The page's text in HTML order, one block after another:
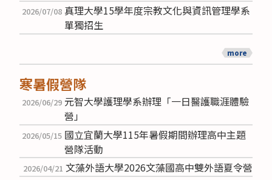
真理大學15學年度宗教文化與資訊管理學系
單獨招生
2026/07/08
more
寒暑假營隊
元智大學護理學系辦理「一日醫護職涯體驗
營」
2026/06/29
國立宜蘭大學115年暑假期間辦理高中主題
營隊活動
2026/05/15
文藻外語大學2026文藻國高中雙外語夏令營
2026/04/21